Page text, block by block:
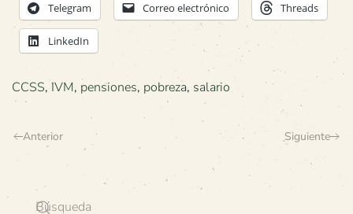
Telegram Correo electrónico Threads
LinkedIn
CCSS, IVM, pensiones, pobreza, salario
Anterior Siguiente